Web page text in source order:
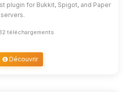
plugin for Bukkit, Spigot, and Paper
servers.
téléchargements
Découvrir